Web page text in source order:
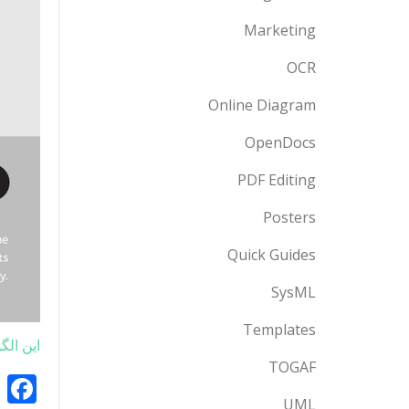
این
Marketing
OCR
Online Diagram
OpenDocs
PDF Editing
Posters
Quick Guides
SysML
Templates
TOGAF
UML